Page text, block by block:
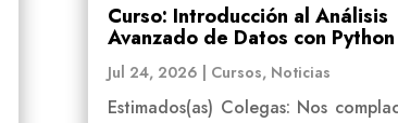
Curso: Introducción al Análisis
Avanzado de Datos con Python
Jul 24, 2026 | Cursos, Noticias
Estimados(as) Colegas: Nos